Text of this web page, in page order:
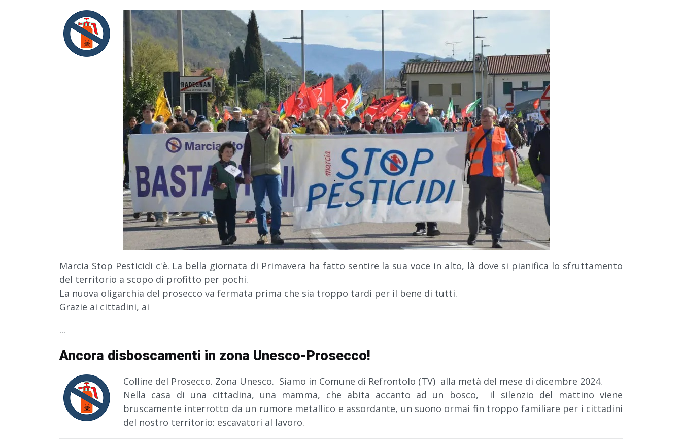
Marcia Stop Pesticidi c'è. La bella giornata di Primavera ha fatto sentire la sua voce in alto, là dove si pianifica lo sfruttamento
del territorio a scopo di profitto per pochi.
La nuova oligarchia del prosecco va fermata prima che sia troppo tardi per il bene di tutti.
Grazie ai cittadini, ai
...
Ancora disboscamenti in zona Unesco-Prosecco!
Colline del Prosecco. Zona Unesco. Siamo in Comune di Refrontolo (TV) alla metà del mese di dicembre 2024.
Nella casa di una cittadina, una mamma, che abita accanto ad un bosco, il silenzio del mattino viene
bruscamente interrotto da un rumore metallico e assordante, un suono ormai fin troppo familiare per i cittadini
del nostro territorio: escavatori al lavoro.